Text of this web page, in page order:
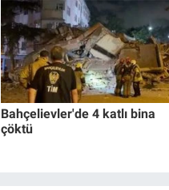
Bahçelievler'de 4 katlı bina
çöktü